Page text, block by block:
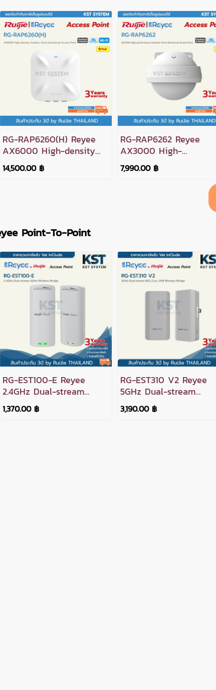
RG-RAP6260(H) Reyee
AX6000 High-density
Outdoor Omni-
directional Access Point
14,500.00 ฿
RG-RAP6262 Reyee
AX3000 High-
performance Outdoor
Omni-directional Access
7,990.00 ฿
Point-To-Point
RG-EST100-E Reyee
2.4GHz Dual-stream
500m Wireless Bridge
1,370.00 ฿
RG-EST310 V2 Reyee
5GHz Dual-stream
802.11ac 1KM Wireless
Bridge
3,190.00 ฿